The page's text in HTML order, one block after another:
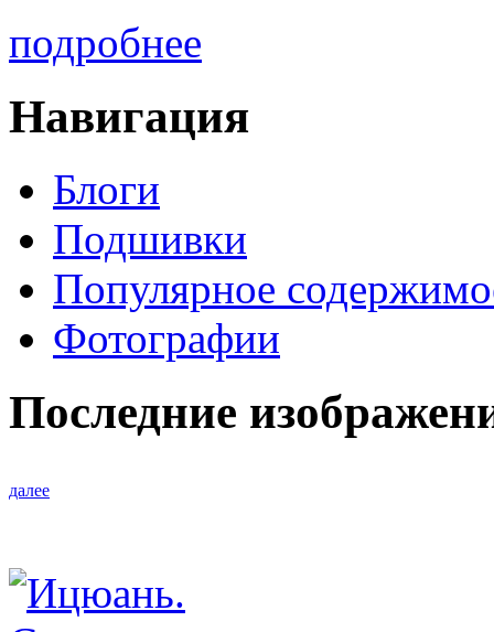
подробнее
Навигация
Блоги
Подшивки
Популярное
Фотографии
Последние
далее